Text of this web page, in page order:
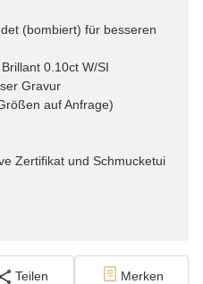
(bombiert) für besseren
0.10ct W/SI
Gravur
auf Anfrage)
Zertifikat und Schmucketui
Teilen Merken